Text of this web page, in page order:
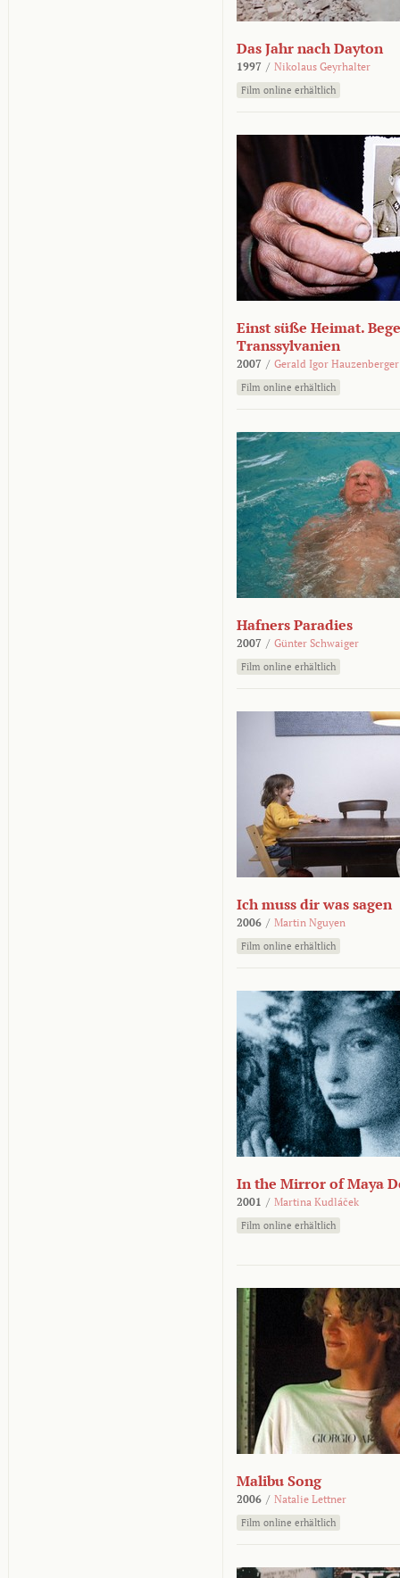
Das Jahr nach Dayton
1997 / Nikolaus Geyrhalter
Film online erhältlich
Einst süße Heimat.
Transsylvanien
2007 / Gerald Igor Hauzenberger
Film online erhältlich
Hafners Paradies
2007 / Günter Schwaiger
Film online erhältlich
Ich muss dir was sagen
2006 / Martin Nguyen
Film online erhältlich
In the Mirror of Maya
2001 / Martina Kudláček
Film online erhältlich
Malibu Song
2006 / Natalie Lettner
Film online erhältlich